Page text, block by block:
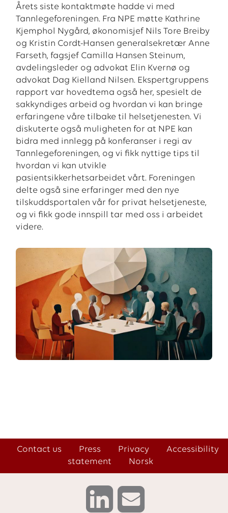
Årets siste kontaktmøte hadde vi med
Tannlegeforeningen. Fra NPE møtte Kathrine
Kjemphol Nygård, økonomisjef Nils Tore Breiby
og Kristin Cordt-Hansen generalsekretær Anne
Farseth, fagsjef Camilla Hansen Steinum,
avdelingsleder og advokat Elin Kvernø og
advokat Dag Kielland Nilsen. Ekspertgruppens
rapport var hovedtema også her, spesielt de
sakkyndiges arbeid og hvordan vi kan bringe
erfaringene våre tilbake til helsetjenesten. Vi
diskuterte også muligheten for at NPE kan
bidra med innlegg på konferanser i regi av
Tannlegeforeningen, og vi fikk nyttige tips til
hvordan vi kan utvikle
pasientsikkerhetsarbeidet vårt. Foreningen
delte også sine erfaringer med den nye
tilskuddsportalen vår for privat helsetjeneste,
og vi fikk gode innspill tar med oss i arbeidet
videre.
Contact us Press Privacy
Accessibility
statement
Norsk
L C